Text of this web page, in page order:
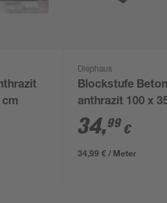
cm
Diephaus
Blockstufe Beton
anthrazit 100 x
cm
34,99 €
34,99 € / Meter